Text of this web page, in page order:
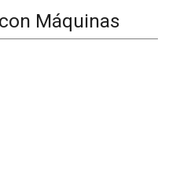
Máquinas